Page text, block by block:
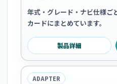
年式・グレード・ナビ仕様ご
カードにまとめています。
製品詳細
ADAPTER